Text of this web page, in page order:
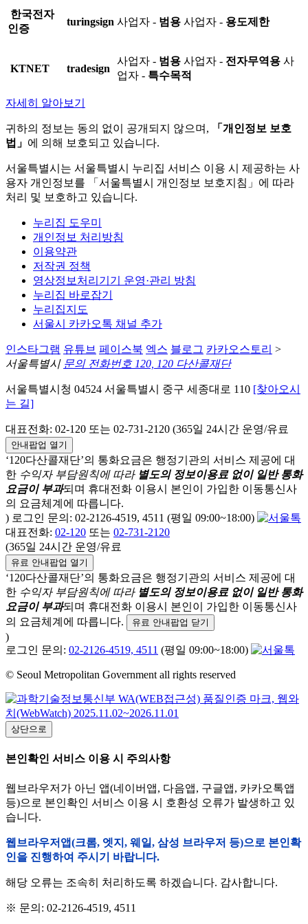
한국전자
인증
turingsign 사업자 - 범용 사업자 - 용도제한
KTNET tradesign
사업자 - 범용 사업자 - 전자무역용 사
업자 - 특수목적
자세히 알아보기
귀하의 정보는 동의 없이 공개되지 않으며,
「개인정보 보호
법」 에 의해 보호되고 있습니다.
서울특별시는 서울특별시 누리집 서비스 이용 시 제공하는 사
용자 개인정보를 「서울특별시 개인정보 보호지침」에 따라
처리 및 보호하고 있습니다.
누리집 도우미
개인정보 처리방침
이용약관
저작권 정책
영상정보처리기기 운영·관리 방침
누리집 바로잡기
누리집지도
서울시 카카오톡 채널 추가
인스타그램 유튜브 페이스북 엑스 블로그 카카오스토리 >
서울특별시 문의 전화번호 120, 120 다산콜재단
서울특별시청 04524 서울특별시 중구 세종대로 110 [찾아오시
는 길]
대표전화: 02-120 또는 02-731-2120 (365일 24시간 운영/유료
안내팝업 열기
‘120다산콜재단’의 통화요금은 행정기관의 서비스 제공에 대
한 수익자 부담원칙에 따라 별도의 정보이용료 없이 일반 통화
요금이 부과되며 휴대전화 이용시 본인이 가입한 이동통신사
의 요금체계에 따릅니다.
) 로그인 문의: 02-2126-4519, 4511 (평일 09:00~18:00)
대표전화: 02-120 또는 02-731-2120
(365일 24시간 운영/유료
유료 안내팝업 열기
‘120다산콜재단’의 통화요금은 행정기관의 서비스 제공에 대
한 수익자 부담원칙에 따라 별도의 정보이용료 없이 일반 통화
요금이 부과되며 휴대전화 이용시 본인이 가입한 이동통신사
의 요금체계에 따릅니다.
유료 안내팝업 닫기
)
로그인 문의: 02-2126-4519, 4511 (평일 09:00~18:00)
© Seoul Metropolitan Government all rights reserved
상단으로
본인확인 서비스 이용 시 주의사항
웹브라우저가 아닌 앱(네이버앱, 다음앱, 구글앱, 카카오톡앱
등)으로 본인확인 서비스 이용 시 호환성 오류가 발생하고 있
습니다.
웹브라우저앱(크롬, 엣지, 웨일, 삼성 브라우저 등)으로 본인확
인을 진행하여 주시기 바랍니다.
해당 오류는 조속히 처리하도록 하겠습니다. 감사합니다.
※ 문의: 02-2126-4519, 4511